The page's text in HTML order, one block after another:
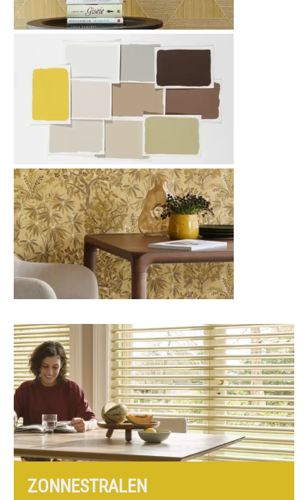
ZONNESTRALEN